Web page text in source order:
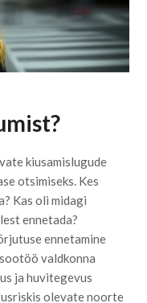
kiusamislugude
otsimiseks. Kes
Kas oli midagi
ennetada?
ennetamine
valdkonna
ja huvitegevus
olevate noorte